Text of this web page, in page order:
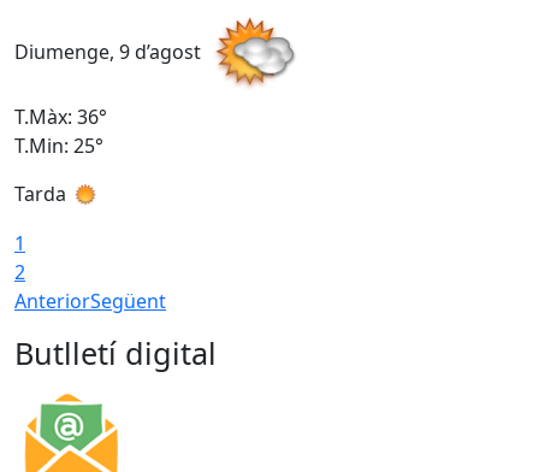
Diumenge, 9 d’agost
T.Màx: 36°
T.Min: 25°
Tarda
1
2
AnteriorSegüent
Butlletí digital